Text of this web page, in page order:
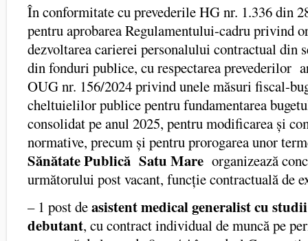
În conformitate cu prevederile HG nr. 1.336 din
pentru aprobarea Regulamentului-cadru privind
dezvoltarea carierei personalului contractual din
din fonduri publice, cu respectarea prevederilor
OUG nr. 156/2024 privind unele măsuri fiscal-
cheltuielilor publice pentru fundamentarea
consolidat pe anul 2025, pentru modificarea și
normative, precum și pentru prorogarea unor
Sănătate Publică Satu Mare organizează
următorului post vacant, funcție contractuală de
– 1 post deasistent medical generalist cu
debutant, cu contract individual de muncă pe